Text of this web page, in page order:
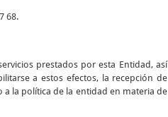
68.
prestados por esta Entidad, así
a estos efectos, la recepción de
la política de la entidad en materia de